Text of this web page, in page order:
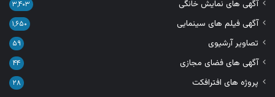
آگهی های نمایش خانگی ۳,۴۰۳
آگهی فیلم های سینمایی ۱,۶۵۰
تصاویر آرشیوی ۵۹
آگهی های فضای مجازی ۴۴
پروژه های افترافکت ۲۸